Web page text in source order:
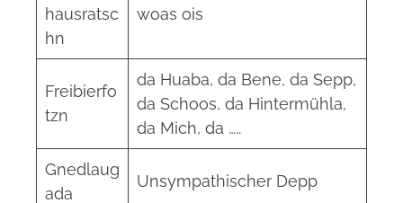
hausratsc
hn
woas ois
Freibierfo
tzn
da Huaba, da Bene, da Sepp,
da Schoos, da Hintermühla,
da Mich, da …..
Gnedlaug
ada
Unsympathischer Depp